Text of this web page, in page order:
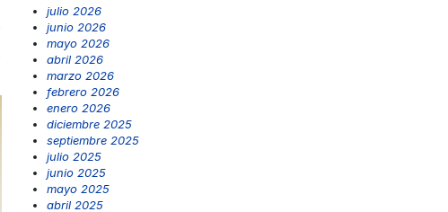
julio 2026
junio 2026
mayo 2026
abril 2026
marzo 2026
febrero 2026
enero 2026
diciembre 2025
septiembre 2025
julio 2025
junio 2025
mayo 2025
abril 2025